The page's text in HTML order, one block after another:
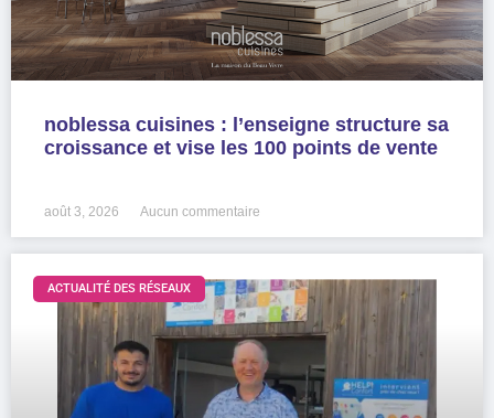
noblessa cuisines : l’enseigne structure sa
croissance et vise les 100 points de vente
août 3, 2026 Aucun commentaire
ACTUALITÉ DES RÉSEAUX